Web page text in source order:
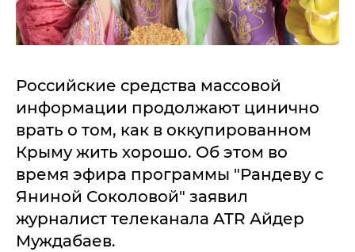
Российские средства массовой
информации продолжают цинично
врать о том, как в оккупированном
Крыму жить хорошо. Об этом во
время эфира программы "Рандеву с
Яниной Соколовой" заявил
журналист телеканала ATR Айдер
Муждабаев.